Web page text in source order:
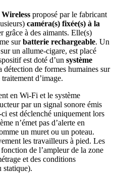
proposé par le fabricant
caméra(s) fixée(s) à la
grâce à des aimants. Elle(s)
surbatterie rechargeable. Un
un allume-cigare, est placé
est doté d’un système
détection de formes humaines sur
d’image.
en Wi-Fi et le système
par un signal sonore émis
est déclenché uniquement lors
n’émet pas d’alerte en
un muret ou un poteau.
les travailleurs à pied. Les
de l’ampleur de la zone
et des conditions
statique).